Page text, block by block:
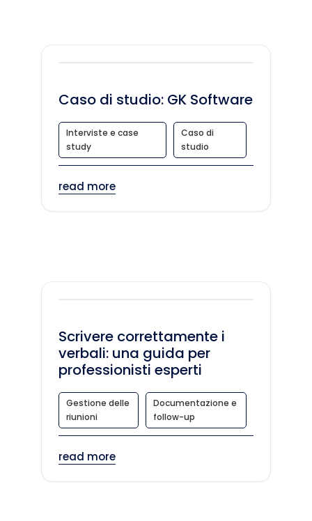
Caso di studio: GK Software
Interviste e case
study
Caso di
studio
read more
Scrivere correttamente i
verbali: una guida per
professionisti esperti
Gestione delle
riunioni
Documentazione e
follow-up
read more